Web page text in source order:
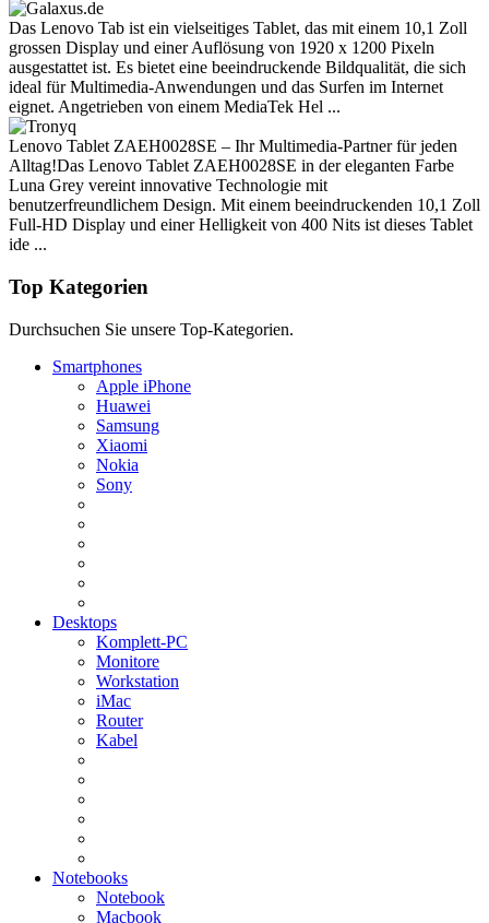
Das Lenovo Tab ist ein vielseitiges Tablet, das mit einem 10,1 Zoll
grossen Display und einer Auflösung von 1920 x 1200 Pixeln
ausgestattet ist. Es bietet eine beeindruckende Bildqualität, die sich
ideal für Multimedia-Anwendungen und das Surfen im Internet
eignet. Angetrieben von einem MediaTek Hel ...
Lenovo Tablet ZAEH0028SE – Ihr Multimedia-Partner für jeden
Alltag!Das Lenovo Tablet ZAEH0028SE in der eleganten Farbe
Luna Grey vereint innovative Technologie mit
benutzerfreundlichem Design. Mit einem beeindruckenden 10,1 Zoll
Full-HD Display und einer Helligkeit von 400 Nits ist dieses Tablet
ide ...
Top Kategorien
Durchsuchen Sie unsere Top-Kategorien.
Smartphones
Apple iPhone
Huawei
Samsung
Xiaomi
Nokia
Sony
Desktops
Komplett-PC
Monitore
Workstation
iMac
Router
Kabel
Notebooks
Notebook
Macbook